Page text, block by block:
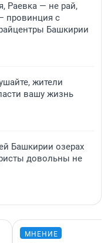
Раевка — не рай,
провинция с
Башкирии
жители
вашу жизнь
Башкирии озерах
довольны не
МНЕНИЕ